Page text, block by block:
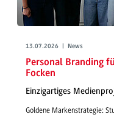
13.07.2026 | News
Personal Branding
Focken
Einzigartiges
Goldene Markenstrategie: